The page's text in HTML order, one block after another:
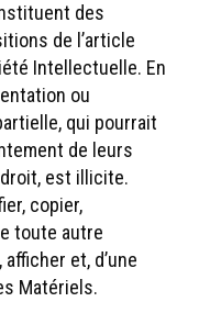
des
de l’article
Intellectuelle. En
ou
qui pourrait
de leurs
est illicite.
copier,
toute autre
et, d’une
Matériels.